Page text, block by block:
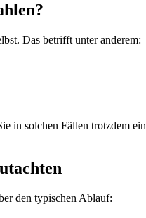
Das betrifft unter anderem:
in solchen Fällen trotzdem
den typischen Ablauf: